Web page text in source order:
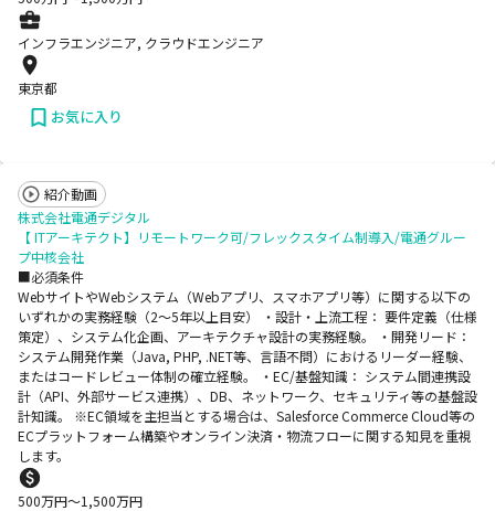
インフラエンジニア, クラウドエンジニア
東京都
お気に入り
紹介動画
株式会社電通デジタル
【 ITアーキテクト】リモートワーク可/フレックスタイム制導入/電通グルー
プ中核会社
■必須条件
WebサイトやWebシステム（Webアプリ、スマホアプリ等）に関する以下の
いずれかの実務経験（2〜5年以上目安） ・設計・上流工程： 要件定義（仕様
策定）、システム化企画、アーキテクチャ設計の実務経験。 ・開発リード：
システム開発作業（Java, PHP, .NET等、言語不問）におけるリーダー経験、
またはコードレビュー体制の確立経験。 ・EC/基盤知識： システム間連携設
計（API、外部サービス連携）、DB、ネットワーク、セキュリティ等の基盤設
計知識。 ※EC領域を主担当とする場合は、Salesforce Commerce Cloud等の
ECプラットフォーム構築やオンライン決済・物流フローに関する知見を重視
します。
500万円〜1,500万円